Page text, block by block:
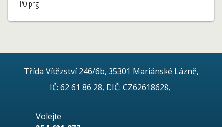
Třída Vítězství 246/6b, 35301 Mariánské Lázně,
IČ: 62 61 86 28, DIČ: CZ62618628,
Volejte